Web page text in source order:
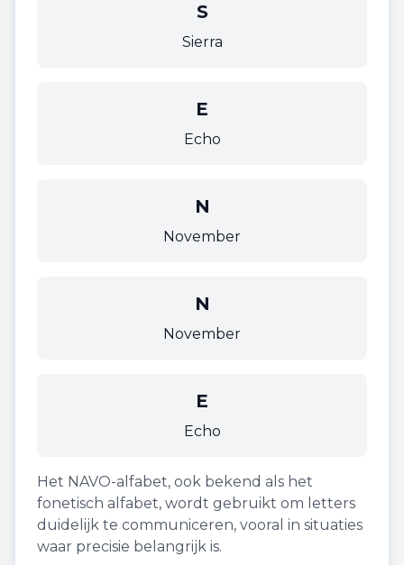
S
Sierra
E
Echo
N
November
N
November
E
Echo
Het NAVO-alfabet, ook bekend als het
fonetisch alfabet, wordt gebruikt om letters
duidelijk te communiceren, vooral in situaties
waar precisie belangrijk is.